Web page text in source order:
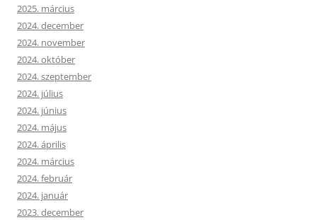
2025. március
2024. december
2024. november
2024. október
2024. szeptember
2024. július
2024. június
2024. május
2024. április
2024. március
2024. február
2024. január
2023. december